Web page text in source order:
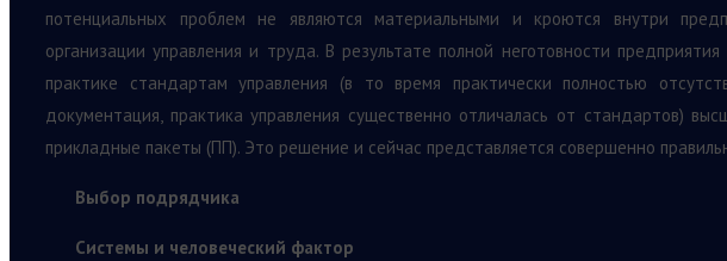
потенциальных проблем не являются материальными и кроются внутри
организации управления и труда. В результате полной неготовности
практике стандартам управления (в то время практически полностью
документация, практика управления существенно отличалась от стандартов)
прикладные пакеты (ПП). Это решение и сейчас представляется совершенно
Выбор подрядчика
Системы и человеческий фактор